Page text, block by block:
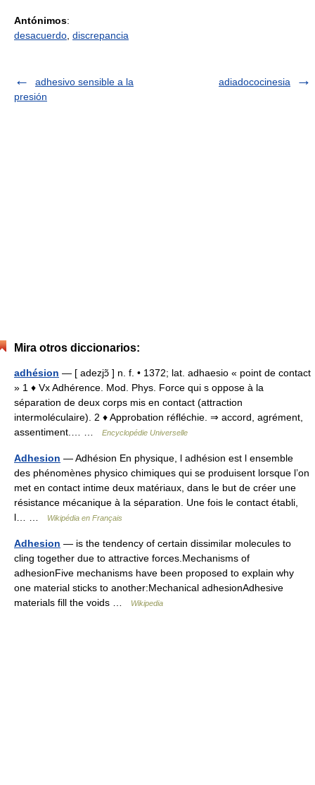
Antónimos:
desacuerdo discrepancia
adhesivo sensible a la
presión
adiadococinesia
Mira otros diccionarios:
adhésion — [ adezjɔ̃ ] n. f. • 1372; lat. adhaesio « point de contact
» 1 ♦ Vx Adhérence. Mod. Phys. Force qui s oppose à la
séparation de deux corps mis en contact (attraction
intermoléculaire). 2 ♦ Approbation réfléchie. ⇒ accord, agrément,
assentiment.… …
Encyclopédie Universelle
Adhesion — Adhésion En physique, l adhésion est l ensemble
des phénomènes physico chimiques qui se produisent lorsque l’on
met en contact intime deux matériaux, dans le but de créer une
résistance mécanique à la séparation. Une fois le contact établi,
l… …
Wikipédia en Français
Adhesion — is the tendency of certain dissimilar molecules to
cling together due to attractive forces.Mechanisms of
adhesionFive mechanisms have been proposed to explain why
one material sticks to another:Mechanical adhesionAdhesive
materials fill the voids …
Wikipedia